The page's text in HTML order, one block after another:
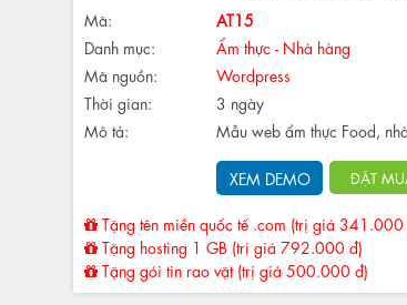
Mã:
AT15
Danh mục:
Ẩm thực - Nhà hàng
Mã nguồn:
Wordpress
Thời gian:
3 ngày
Mô tả:
Mẫu web ẩm thực Food,
XEM DEMO ĐẶT
Tặng tên miền quốc tế .com (trị giá 341.000
Tặng hosting 1 GB (trị giá 792.000 đ)
Tặng gói tin rao vặt (trị giá 500.000 đ)